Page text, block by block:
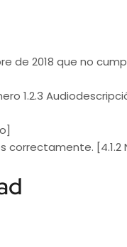
de 2018 que no
1.2.3
[4.1.2